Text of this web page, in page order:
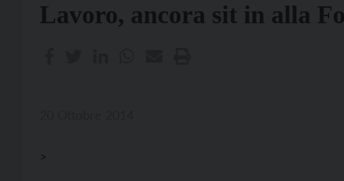
Lavoro, ancora sit in alla
>